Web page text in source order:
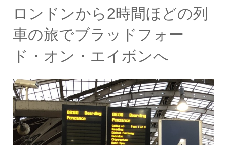
ロンドンから2時間ほどの列
車の旅でブラッドフォー
ド・オン・エイボンへ